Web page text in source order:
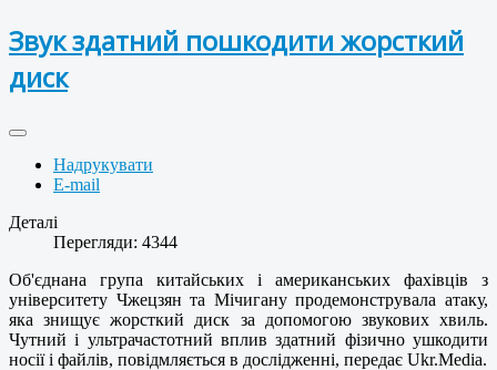
Звук здатний пошкодити жорсткий
диск
Надрукувати
E-mail
Деталі
Перегляди: 4344
Об'єднана група китайських і американських фахівців з
університету Чжецзян та Мічигану продемонструвала атаку,
яка знищує жорсткий диск за допомогою звукових хвиль.
Чутний і ультрачастотний вплив здатний фізично ушкодити
носії і файлів, повідмляється в дослідженні, передає Ukr.Media.